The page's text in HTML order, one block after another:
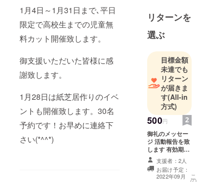
1月4日～1月31日まで､平日
限定で高校生までの児童無
料カット開催致します。
御支援いただいた皆様に感
謝致します。
1月28日は紙芝居作りのイベ
ントも開催致します。30名
予約です！お早めに連絡下
さい(*^^*)
リターンを
選ぶ
目標金額
未達でも
リターン
が届きま
す(All-in
方式)
500円
御礼のメッセー
ジ 活動報告を致
します 有効期限
2023/12月末日
支援者：2人
お届け予定：
2022年09月
こ